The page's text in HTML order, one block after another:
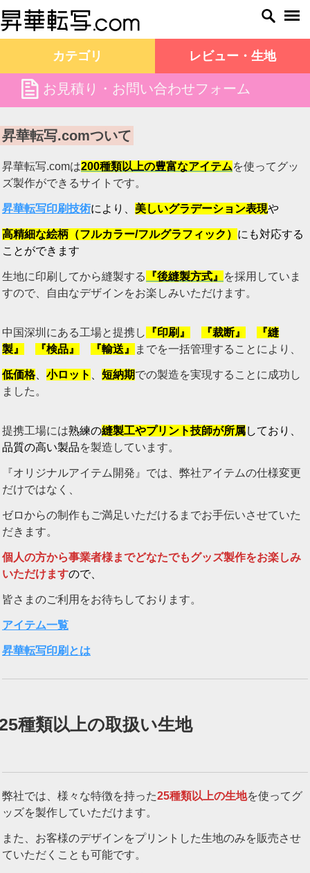
カテゴリ レビュー・生地
file お見積り・お問い合わせフォーム
昇華転写.com TOP 昇華転写.comついて
昇華転写.comついて
昇華転写.comは200種類以上の豊富なアイテムを使ってグッ
ズ製作ができるサイトです。
昇華転写印刷技術により、 美しいグラデーション表現や
高精細な絵柄 （フルカラー/フルグラフィック） にも対応する
ことができます
生地に印刷してから縫製する 『後縫製方式』
を採用していま
すので、自由なデザインをお楽しみいただけます。
中国深圳にある工場と提携し 『印刷』 『裁断』
『縫
製』
『検品』 『輸送』 までを一括管理することにより、
低価格、 小ロット 短納期での製造を実現することに成功し
ました。
提携工場には熟練の縫製工やプリント技師が所属しており、
品質の高い製品を製造しています。
『オリジナルアイテム開発』では、弊社アイテムの仕様変更
だけではなく、
ゼロからの制作もご満足いただけるまでお手伝いさせていた
だきます。
個人の方から事業者様までどなたでもグッズ製作をお楽しみ
いただけますので、
皆さまのご利用をお待ちしております。
アイテム一覧
昇華転写印刷とは
種類以上の取扱い生地
弊社では、様々な特徴を持った25種類以上の生地を使ってグ
ッズを製作していただけます。
また、お客様のデザインをプリントした生地のみを販売させ
ていただくことも可能です。